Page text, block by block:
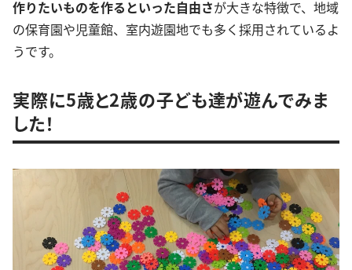
作りたいものを作るといった自由さが大きな特徴で、地域
の保育園や児童館、室内遊園地でも多く採用されているよ
うです。
実際に5歳と2歳の子ども達が遊んでみま
した！